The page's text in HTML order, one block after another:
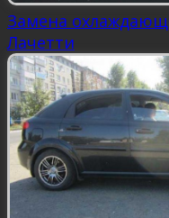
Замена
Лачетти